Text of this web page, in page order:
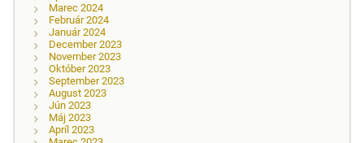
Marec 2024
Február 2024
Január 2024
December 2023
November 2023
Október 2023
September 2023
August 2023
Jún 2023
Máj 2023
Apríl 2023